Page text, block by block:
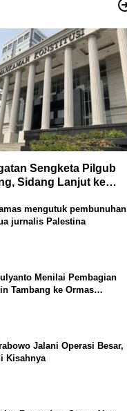
Sengketa Pilgub
Sidang Lanjut ke
mengutuk pembunuhan
jurnalis Palestina
Menilai Pembagian
Tambang ke Ormas
Jalani Operasi Besar,
Kisahnya